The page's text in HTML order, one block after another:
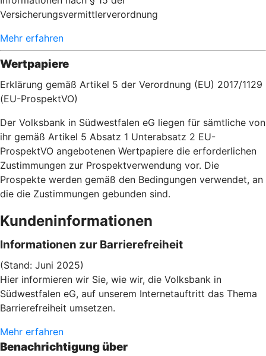
Versicherungsvermittlerverordnung
Mehr erfahren
Wertpapiere
Erklärung gemäß Artikel 5 der Verordnung (EU) 2017/1129
(EU-ProspektVO)
Der Volksbank in Südwestfalen eG liegen für sämtliche von
ihr gemäß Artikel 5 Absatz 1 Unterabsatz 2 EU-
ProspektVO angebotenen Wertpapiere die erforderlichen
Zustimmungen zur Prospektverwendung vor. Die
Prospekte werden gemäß den Bedingungen verwendet, an
die die Zustimmungen gebunden sind.
Kundeninformationen
Informationen zur Barrierefreiheit
(Stand: Juni 2025)
Hier informieren wir Sie, wie wir, die Volksbank in
Südwestfalen eG, auf unserem Internetauftritt das Thema
Barrierefreiheit umsetzen.
Mehr erfahren
Benachrichtigung über